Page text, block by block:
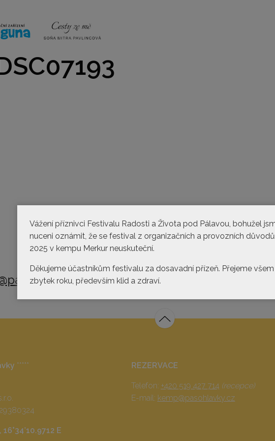
*****
16°34’10.9712 E
REZERVACE
Telefon: +420 519 427 714 (recepce)
E-mail: kemp@pasohlavky.cz
Vážení příznivci Festivalu Radosti a Života pod Pálavou, bohužel
nuceni oznámit, že se festival z organizačních a provozních
2025 v kempu Merkur neuskuteční.
Děkujeme účastníkům festivalu za dosavadní přízeň. Přejeme
zbytek roku, především klid a zdraví.